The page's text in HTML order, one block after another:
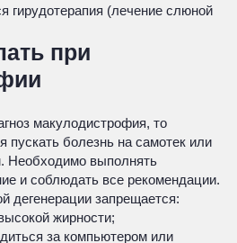
гирудотерапия (лечение слюной
при
макулодистрофия, то
пускать болезнь на самотек или
Необходимо выполнять
и соблюдать все рекомендации.
дегенерации запрещается:
жирности;
за компьютером или